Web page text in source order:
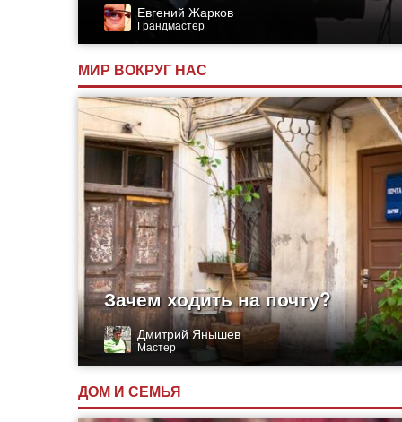
Евгений Жарков
Грандмастер
МИР ВОКРУГ НАС
Зачем ходить на почту?
Дмитрий Янышев
Мастер
ДОМ И СЕМЬЯ